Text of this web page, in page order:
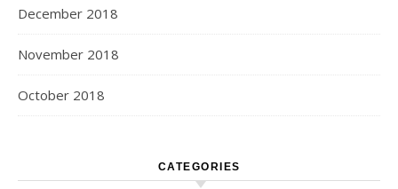
December 2018
November 2018
October 2018
CATEGORIES